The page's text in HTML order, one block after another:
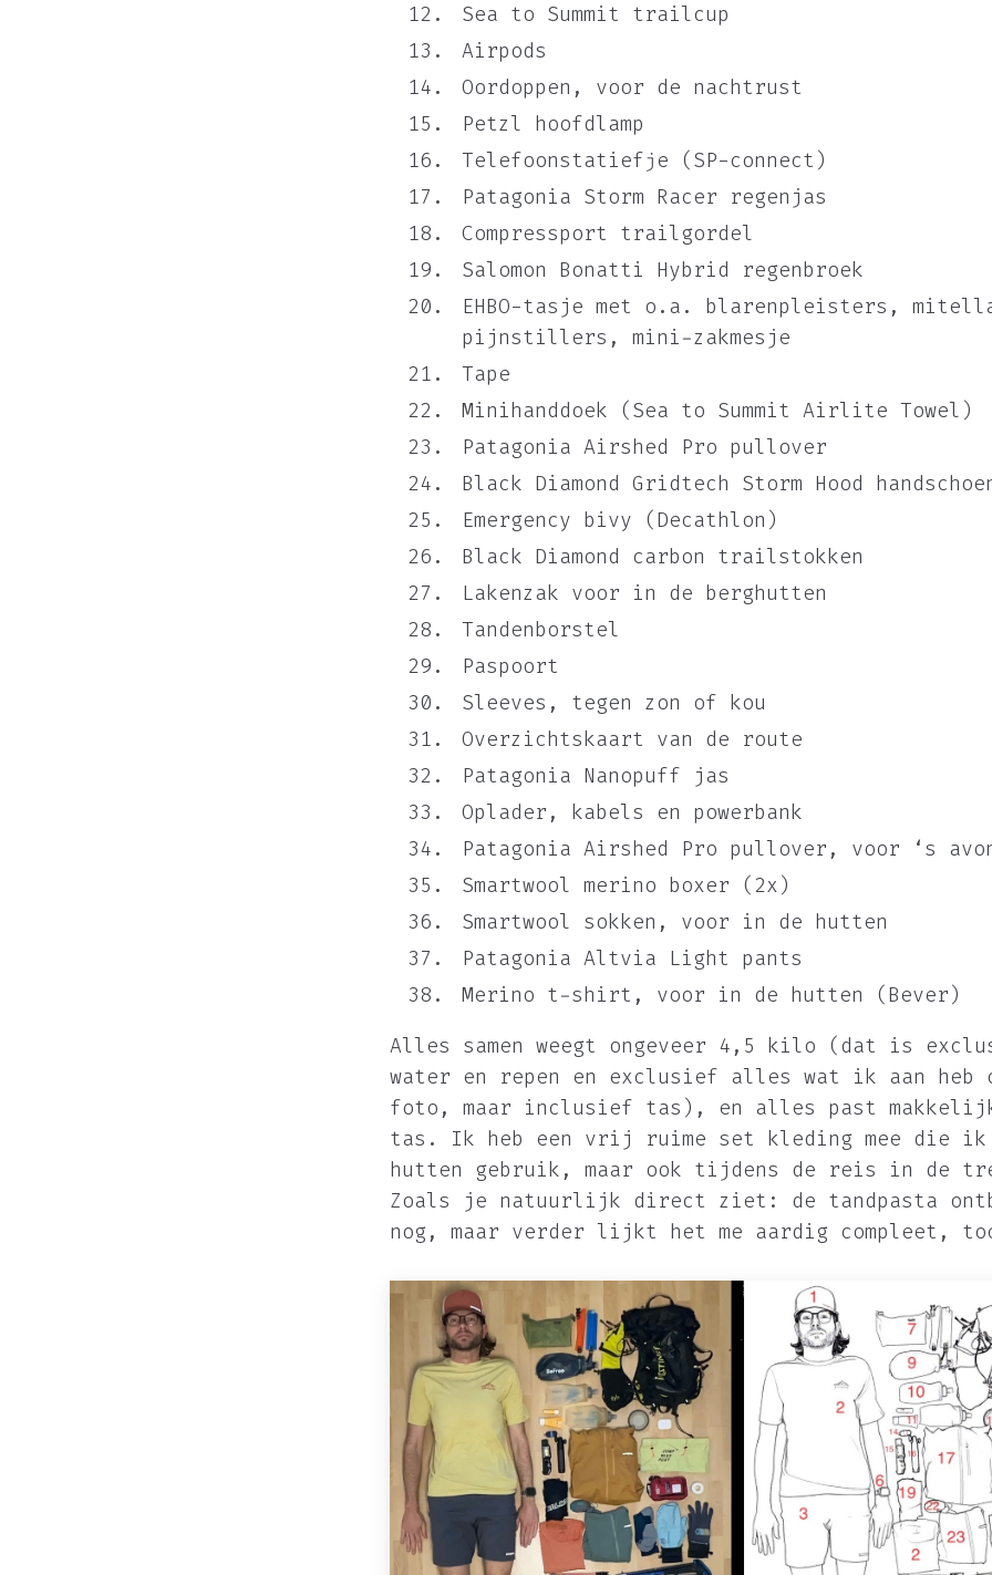
Sea to Summit trailcup
Airpods
Oordoppen, voor de nachtrust
Petzl hoofdlamp
Telefoonstatiefje (SP-connect)
Patagonia Storm Racer regenjas
Compressport trailgordel
Salomon Bonatti Hybrid regenbroek
EHBO-tasje met o.a. blarenpleisters,
pijnstillers, mini-zakmesje
Tape
Minihanddoek (Sea to Summit Airlite Towel)
Patagonia Airshed Pro pullover
Black Diamond Gridtech Storm Hood
Emergency bivy (Decathlon)
Black Diamond carbon trailstokken
Lakenzak voor in de berghutten
Tandenborstel
Paspoort
Sleeves, tegen zon of kou
Overzichtskaart van de route
Patagonia Nanopuff jas
Oplader, kabels en powerbank
Patagonia Airshed Pro pullover, voor ‘s
Smartwool merino boxer (2x)
Smartwool sokken, voor in de hutten
Patagonia Altvia Light pants
Merino t-shirt, voor in de hutten (Bever)
Alles samen weegt ongeveer 4,5 kilo (dat is
water en repen en exclusief alles wat ik aan heb
foto, maar inclusief tas), en alles past
tas. Ik heb een vrij ruime set kleding mee die
hutten gebruik, maar ook tijdens de reis in de
Zoals je natuurlijk direct ziet: de tandpasta
nog, maar verder lijkt het me aardig compleet,